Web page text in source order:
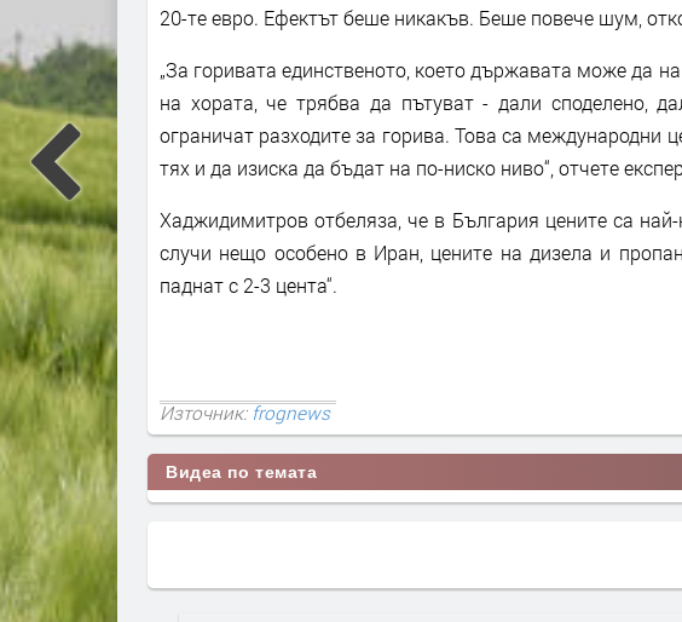
20-те евро. Ефектът беше никакъв. Беше повече шум,
„За горивата единственото, което държавата може да
на хората, че трябва да пътуват - дали споделено,
ограничат разходите за горива. Това са международни
тях и да изиска да бъдат на по-ниско ниво“, отчете
Хаджидимитров отбеляза, че в България цените са
случи нещо особено в Иран, цените на дизела и
паднат с 2-3 цента“.
Източник:frognews
Видеа по темата